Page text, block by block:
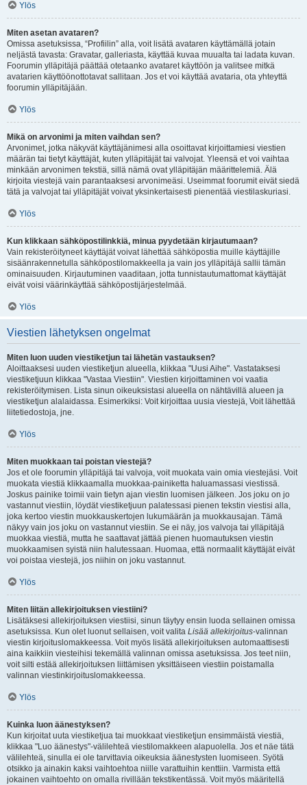
Ylös
Miten asetan avataren?
Omissa asetuksissa, “Profiilin” alla, voit lisätä avataren käyttämällä jotain
neljästä tavasta: Gravatar, galleriasta, käyttää kuvaa muualta tai ladata kuvan.
Foorumin ylläpitäjä päättää otetaanko avataret käyttöön ja valitsee mitkä
avatarien käyttöönottotavat sallitaan. Jos et voi käyttää avataria, ota yhteyttä
foorumin ylläpitäjään.
Ylös
Mikä on arvonimi ja miten vaihdan sen?
Arvonimet, jotka näkyvät käyttäjänimesi alla osoittavat kirjoittamiesi viestien
määrän tai tietyt käyttäjät, kuten ylläpitäjät tai valvojat. Yleensä et voi vaihtaa
minkään arvonimen tekstiä, sillä nämä ovat ylläpitäjän määrittelemiä. Älä
kirjoita viestejä vain parantaaksesi arvonimeäsi. Useimmat foorumit eivät siedä
tätä ja valvojat tai ylläpitäjät voivat yksinkertaisesti pienentää viestilaskuriasi.
Ylös
Kun klikkaan sähköpostilinkkiä, minua pyydetään kirjautumaan?
Vain rekisteröityneet käyttäjät voivat lähettää sähköpostia muille käyttäjille
sisäänrakennetulla sähköpostilomakkeella ja vain jos ylläpitäjä sallii tämän
ominaisuuden. Kirjautuminen vaaditaan, jotta tunnistautumattomat käyttäjät
eivät voisi väärinkäyttää sähköpostijärjestelmää.
Ylös
Viestien lähetyksen ongelmat
Miten luon uuden viestiketjun tai lähetän vastauksen?
Aloittaaksesi uuden viestiketjun alueella, klikkaa "Uusi Aihe". Vastataksesi
viestiketjuun klikkaa "Vastaa Viestiin". Viestien kirjoittaminen voi vaatia
rekisteröitymisen. Lista sinun oikeuksistasi alueella on nähtävillä alueen ja
viestiketjun alalaidassa. Esimerkiksi: Voit kirjoittaa uusia viestejä, Voit lähettää
liitetiedostoja, jne.
Ylös
Miten muokkaan tai poistan viestejä?
Jos et ole foorumin ylläpitäjä tai valvoja, voit muokata vain omia viestejäsi. Voit
muokata viestiä klikkaamalla muokkaa-painiketta haluamassasi viestissä.
Joskus painike toimii vain tietyn ajan viestin luomisen jälkeen. Jos joku on jo
vastannut viestiin, löydät viestiketjuun palatessasi pienen tekstin viestisi alla,
joka kertoo viestin muokkauskertojen lukumäärän ja muokkausajan. Tämä
näkyy vain jos joku on vastannut viestiin. Se ei näy, jos valvoja tai ylläpitäjä
muokkaa viestiä, mutta he saattavat jättää pienen huomautuksen viestin
muokkaamisen syistä niin halutessaan. Huomaa, että normaalit käyttäjät eivät
voi poistaa viestejä, jos niihin on joku vastannut.
Ylös
Miten liitän allekirjoituksen viestiini?
Lisätäksesi allekirjoituksen viestiisi, sinun täytyy ensin luoda sellainen omissa
asetuksissa. Kun olet luonut sellaisen, voit valita Lisää allekirjoitus-valinnan
viestin kirjoituslomakkeessa. Voit myös lisätä allekirjoituksen automaattisesti
aina kaikkiin viesteihisi tekemällä valinnan omissa asetuksissa. Jos teet niin,
voit silti estää allekirjoituksen liittämisen yksittäiseen viestiin poistamalla
valinnan viestinkirjoituslomakkeessa.
Ylös
Kuinka luon äänestyksen?
Kun kirjoitat uuta viestiketjua tai muokkaat viestiketjun ensimmäistä viestiä,
klikkaa "Luo äänestys"-välilehteä viestilomakkeen alapuolella. Jos et näe tätä
välilehteä, sinulla ei ole tarvittavia oikeuksia äänestysten luomiseen. Syötä
otsikko ja ainakin kaksi vaihtoehtoa niille varattuihin kenttiin. Varmista että
jokainen vaihtoehto on omalla rivillään tekstikentässä. Voit myös määritellä